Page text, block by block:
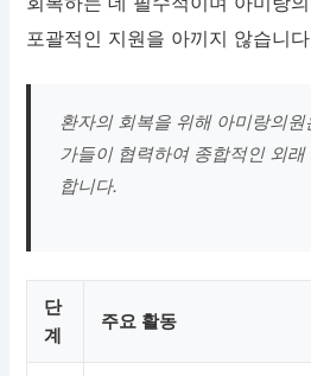
포괄적인 지원을 아끼지 않습니
환자의 회복을 위해 아미랑의
가들이 협력하여 종합적인 외
합니다.
단
계
주요 활동